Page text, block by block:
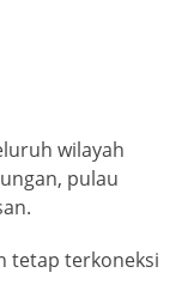
wilayah
pulau
tetap terkoneksi